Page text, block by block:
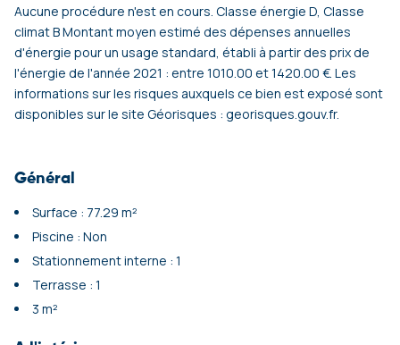
Aucune procédure n'est en cours. Classe énergie D, Classe
climat B Montant moyen estimé des dépenses annuelles
d'énergie pour un usage standard, établi à partir des prix de
l'énergie de l'année 2021 : entre 1010.00 et 1420.00 €. Les
informations sur les risques auxquels ce bien est exposé sont
disponibles sur le site Géorisques : georisques.gouv.fr.
Général
Surface : 77.29 m²
Piscine : Non
Stationnement interne : 1
Terrasse : 1
3 m²